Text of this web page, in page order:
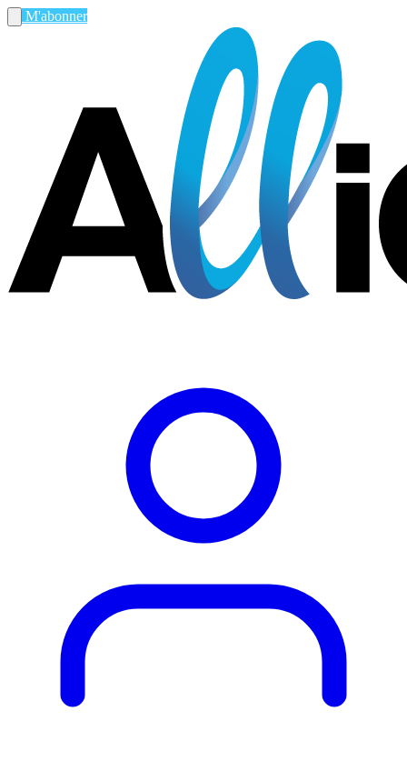
M'abonner